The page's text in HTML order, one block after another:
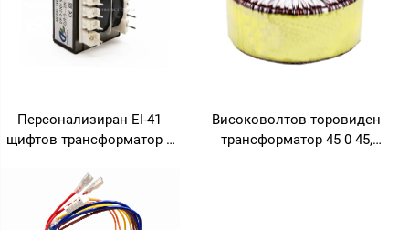
Персонализиран EI-41
щифтов трансформатор с
платка, 4-щипсов
захранващ трансформатор
за 240V вход и
Високоволтов торовиден
трансформатор 45 0 45,